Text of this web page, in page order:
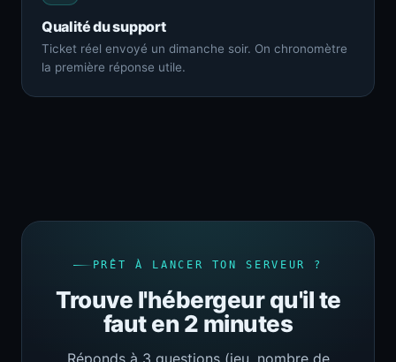
Qualité du support
Ticket réel envoyé un dimanche soir. On chronomètre
la première réponse utile.
PRÊT À LANCER TON SERVEUR ?
Trouve l'hébergeur qu'il te
faut en 2 minutes